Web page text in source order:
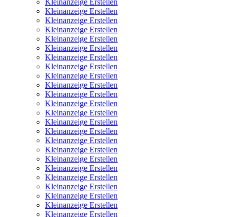
Kleinanzeige Erstellen
Kleinanzeige Erstellen
Kleinanzeige Erstellen
Kleinanzeige Erstellen
Kleinanzeige Erstellen
Kleinanzeige Erstellen
Kleinanzeige Erstellen
Kleinanzeige Erstellen
Kleinanzeige Erstellen
Kleinanzeige Erstellen
Kleinanzeige Erstellen
Kleinanzeige Erstellen
Kleinanzeige Erstellen
Kleinanzeige Erstellen
Kleinanzeige Erstellen
Kleinanzeige Erstellen
Kleinanzeige Erstellen
Kleinanzeige Erstellen
Kleinanzeige Erstellen
Kleinanzeige Erstellen
Kleinanzeige Erstellen
Kleinanzeige Erstellen
Kleinanzeige Erstellen